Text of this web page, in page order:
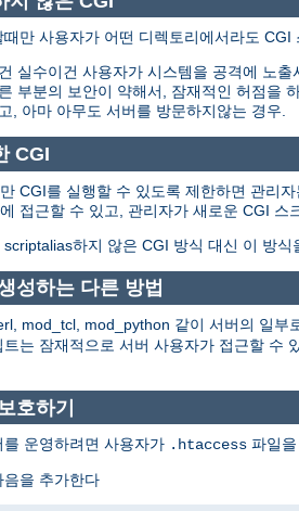
만 사용자가 어떤 디렉토리에서라도
실수이건 사용자가 시스템을 공격에 노
부분의 보안이 약해서, 잠재적인 허점을
, 아마 아무도 서버를 방문하지않는 경우.
CGI
CGI를 실행할 수 있도록 제한하면 관리
접근할 수 있고, 관리자가 새로운 CGI 스
하지 않은 CGI 방식 대신 이 방식
성하는 다른 방법
mod_tcl, mod_python 같이 서버의 일부
는 잠재적으로 서버 사용자가 접근할 수
호하기
운영하려면 사용자가 .htaccess 파일
을 추가한다